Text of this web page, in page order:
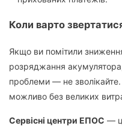
Коли варто
Якщо ви помітили
розряджання
проблеми — не зволікайте.
можливо без великих
Сервісні центри ЕПОС —